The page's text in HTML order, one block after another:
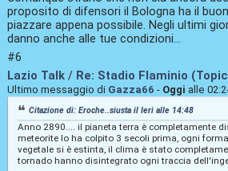
proposito di difensori il Bologna ha il
piazzare appena possibile. Negli ultimi
danno anche alle tue condizioni...
#6
Lazio Talk/ Re: Stadio Flaminio
Ultimo messaggio di Gazza66 - Oggi alle
Citazione di: Eroche..siusta ilIeri alle 14:48
Anno 2890.... il pianeta terra è completamente
meteorite lo ha colpito 3 secoli prima, ogni
vegetale si è estinta, il clima è stato
tornado hanno disintegrato ogni traccia